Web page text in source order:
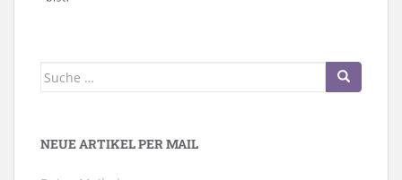
Suche
NEUE ARTIKEL PER MAIL